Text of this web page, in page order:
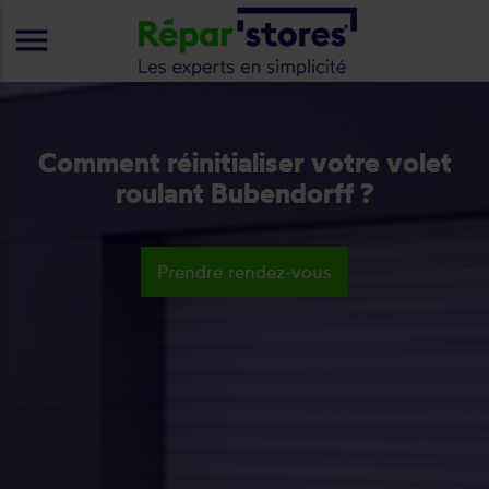
Comment réinitialiser votre volet
roulant Bubendorff ?
Prendre rendez-vous
menu